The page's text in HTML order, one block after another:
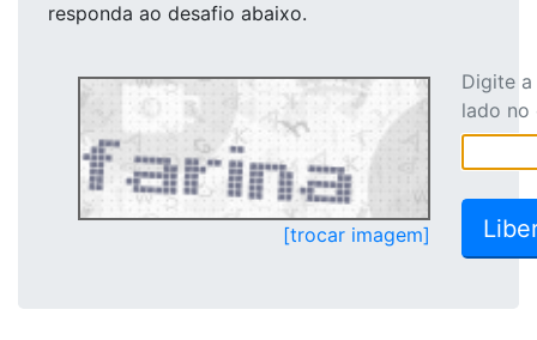
responda ao desafio abaixo.
[trocar imagem]
Digite
lado no